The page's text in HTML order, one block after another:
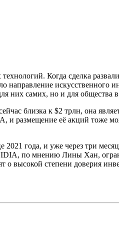
Когда сделка
искусственного
них самих, но и для общества
близка к $2 трлн, она
и размещение её акций тоже
года, и уже через три
по мнению Лины Хан,
высокой степени доверия